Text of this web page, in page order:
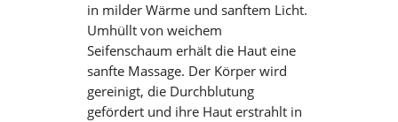
in milder Wärme und sanftem Licht.
Umhüllt von weichem
Seifenschaum erhält die Haut eine
sanfte Massage. Der Körper wird
gereinigt, die Durchblutung
gefördert und ihre Haut erstrahlt in